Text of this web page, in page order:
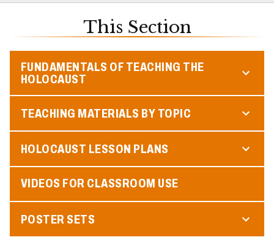
This Section
FUNDAMENTALS OF TEACHING THE
HOLOCAUST
TEACHING MATERIALS BY TOPIC
HOLOCAUST LESSON PLANS
VIDEOS FOR CLASSROOM USE
POSTER SETS